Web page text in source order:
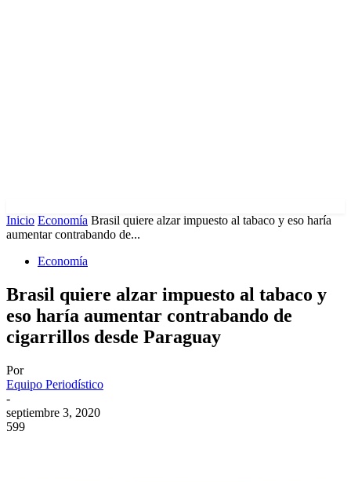
Inicio Economía Brasil quiere alzar impuesto al tabaco y eso haría
aumentar contrabando de...
Economía
Brasil quiere alzar impuesto al tabaco y
eso haría aumentar contrabando de
cigarrillos desde Paraguay
Por
Equipo Periodístico
-
septiembre 3, 2020
599